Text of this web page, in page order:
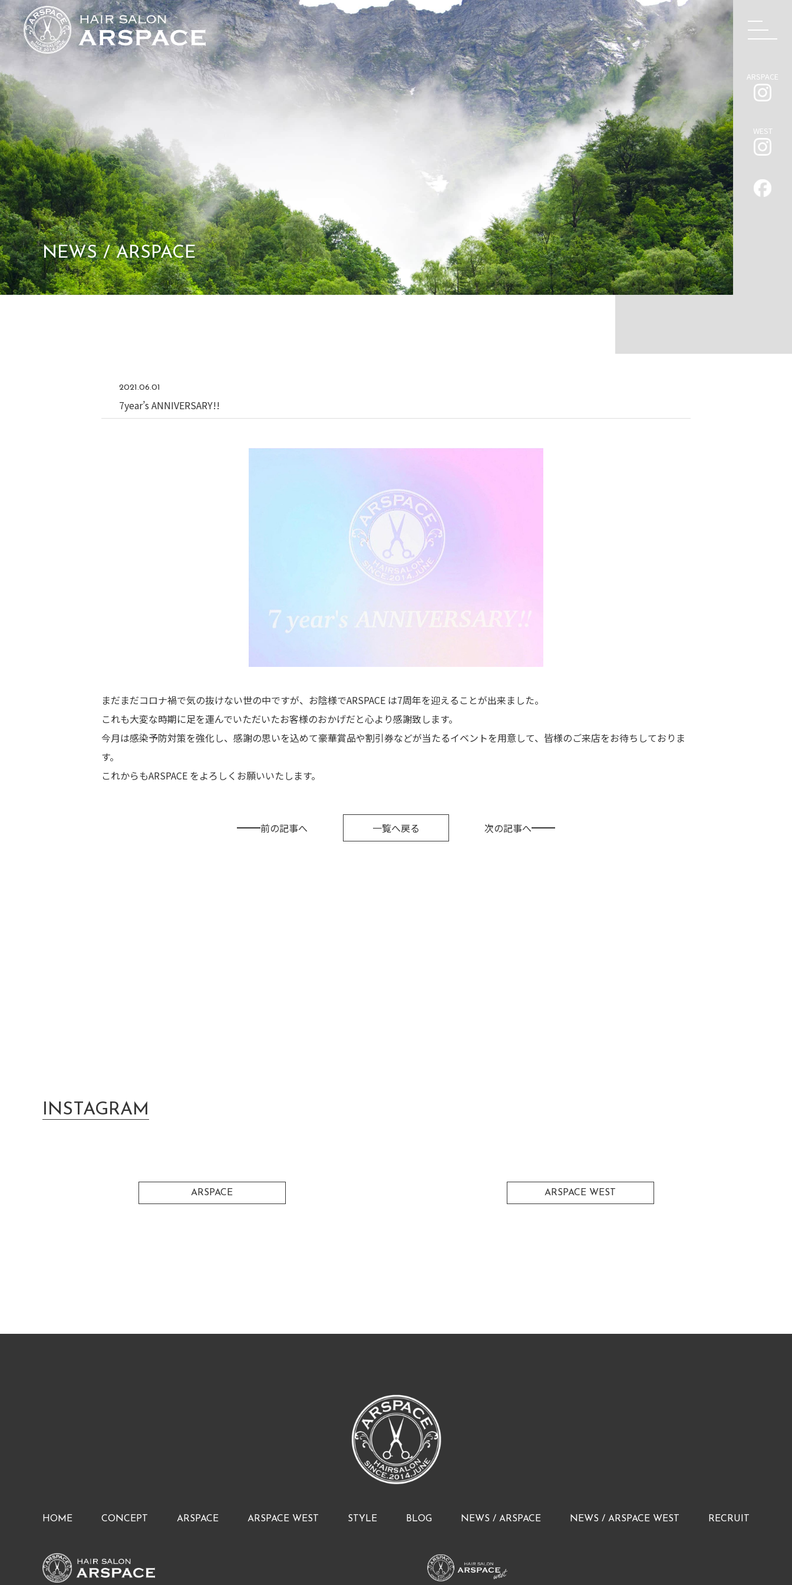
ARSPACE
WEST
NEWS / ARSPACE
2021.06.01
7year’s ANNIVERSARY!!
まだまだコロナ禍で気の抜けない世の中ですが、お陰様でARSPACE は7周年を迎えることが出来ました。
これも大変な時期に足を運んでいただいたお客様のおかげだと心より感謝致します。
今月は感染予防対策を強化し、感謝の思いを込めて豪華賞品や割引券などが当たるイベントを用意して、皆様のご来店をお待ちしておりま
す。
これからもARSPACE をよろしくお願いいたします。
前の記事へ 一覧へ戻る 次の記事へ
INSTAGRAM
ARSPACE ARSPACE WEST
HOME CONCEPT ARSPACE ARSPACE WEST STYLE BLOG NEWS / ARSPACE NEWS / ARSPACE WEST RECRUIT